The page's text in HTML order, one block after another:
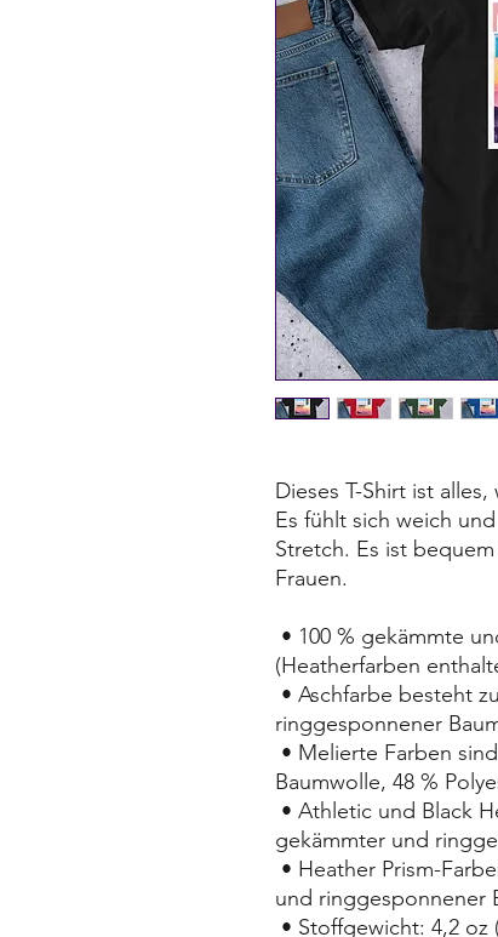
Dieses T-Shirt ist
Es fühlt sich weich
Stretch. Es ist
Frauen.
(Heatherfarben
ringgesponnener
Baumwolle, 48 %
gekämmter und
und ringgesponnener
• Stoffgewicht: 4,2 oz